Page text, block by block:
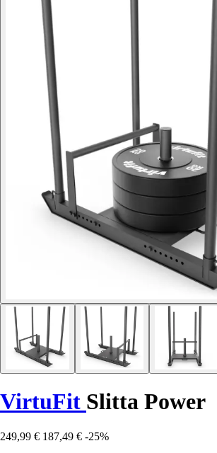
VirtuFit Slitta Power
249,99 € 187,49 € -25%